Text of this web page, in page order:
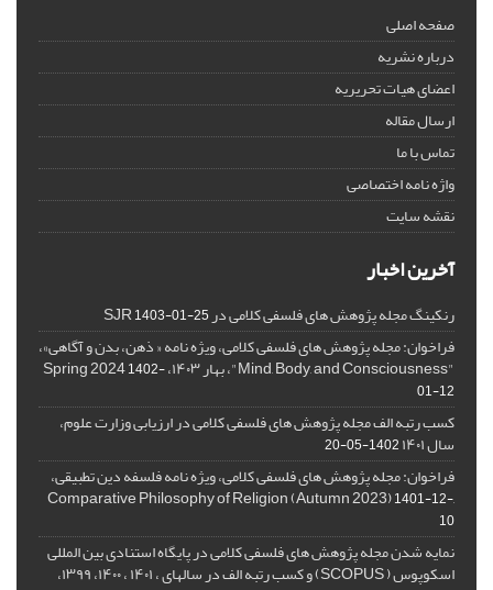
صفحه اصلی
درباره نشریه
اعضای هیات تحریریه
ارسال مقاله
تماس با ما
واژه نامه اختصاصی
نقشه سایت
آخرین اخبار
رنکینگ مجله پژوهش های فلسفی کلامی در SJR1403-01-25
فراخوان: مجله پژوهش های فلسفی کلامی، ویژه نامه « ذهن، بدن و آگاهی»،
"Mind, Body, and Consciousness"، بهار ۱۴۰۳، Spring 2024
1402-
01-12
کسب رتبه الف مجله پژوهش های فلسفی کلامی در ارزیابی وزارت علوم،
سال ۱۴۰۱ 1402-05-20
فراخوان: مجله پژوهش های فلسفی کلامی، ویژه نامه فلسفه دین تطبیقی،
,Comparative Philosophy of Religion (Autumn 2023)
1401-12-
10
نمایه شدن مجله پژوهش های فلسفی کلامی در پایگاه استنادی بین المللی
اسکوپوس ( SCOPUS) و کسب رتبه الف در سالهای ، ۱۴۰۱ ، ۱۴۰۰، ۱۳۹۹،